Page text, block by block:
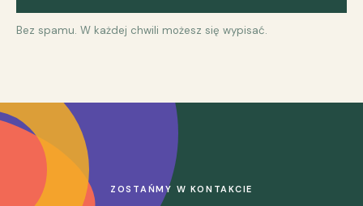
Bez spamu. W każdej chwili możesz się wypisać.
ZOSTAŃMY W KONTAKCIE